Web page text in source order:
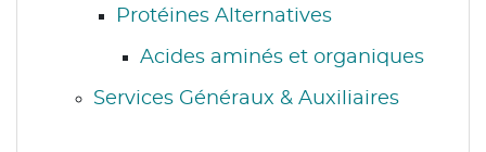
Protéines Alternatives
Acides aminés et organiques
Services Généraux & Auxiliaires